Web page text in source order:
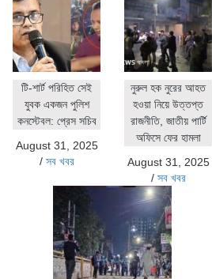
টি-শার্ট পরিহিত সেই
যুবক একজন পুলিশ
কনস্টেবল: প্রেস সচিব
August 31, 2025
/ সব খবর
নুরুল হক নুরের আহত
হওয়া নিয়ে উত্তপ্ত
রাজনীতি, জাতীয় পার্টি
অফিসে ফের হামলা
August 31, 2025
/ সব খবর